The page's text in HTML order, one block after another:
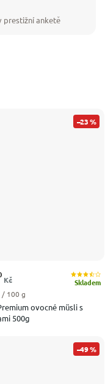
prestižní anketě
–23 %
ovocné müsli s
500g
Skladem
Kč
/ 100 g
–49 %